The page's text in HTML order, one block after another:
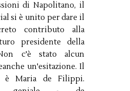
di Napolitano, il
si è unito per dare il
contributo alla
presidente della
c'è stato alcun
un'esitazione. Il
è Maria de Filippi.